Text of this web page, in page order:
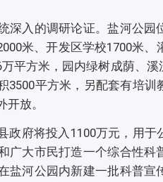
深入的调研论证。盐河公
米、开发区学校1700米
平方米，园内绿树成荫、
3500平方米，另配套有培
放。
政府将投入1100万元，用
广大市民打造一个综合性
盐河公园内新建一批科普宣